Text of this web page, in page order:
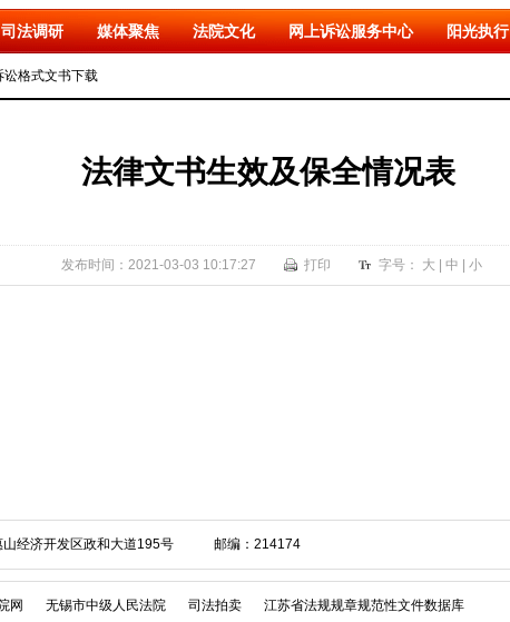
司法调研 媒体聚焦 法院文化 网上诉讼服务中心 阳光执行
讼格式文书下载
法律文书生效及保全情况表
发布时间：2021-03-03 10:17:27 打印 字号： 大 中 小
山经济开发区政和大道195号 邮编：214174
网 无锡市中级人民法院 司法拍卖 江苏省法规规章规范性文件数据库